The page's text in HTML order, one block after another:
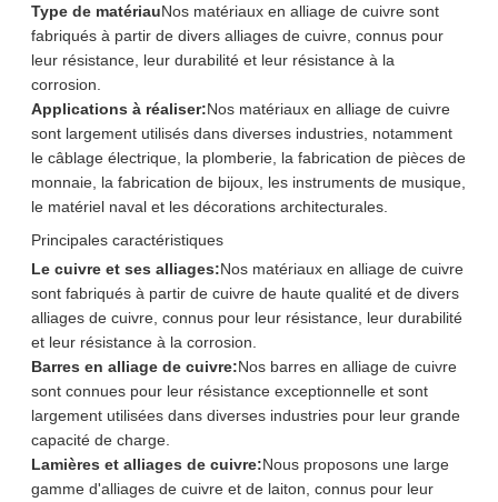
Type de matériauNos matériaux en alliage de cuivre sont
fabriqués à partir de divers alliages de cuivre, connus pour
leur résistance, leur durabilité et leur résistance à la
corrosion.
Applications à réaliser:Nos matériaux en alliage de cuivre
sont largement utilisés dans diverses industries, notamment
le câblage électrique, la plomberie, la fabrication de pièces de
monnaie, la fabrication de bijoux, les instruments de musique,
le matériel naval et les décorations architecturales.
Principales caractéristiques
Le cuivre et ses alliages:Nos matériaux en alliage de cuivre
sont fabriqués à partir de cuivre de haute qualité et de divers
alliages de cuivre, connus pour leur résistance, leur durabilité
et leur résistance à la corrosion.
Barres en alliage de cuivre:Nos barres en alliage de cuivre
sont connues pour leur résistance exceptionnelle et sont
largement utilisées dans diverses industries pour leur grande
capacité de charge.
Lamières et alliages de cuivre:Nous proposons une large
gamme d'alliages de cuivre et de laiton, connus pour leur